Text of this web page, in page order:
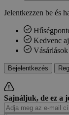
Jelentkezzen be és
Kedvenc
Bejelentkezés
Sajnáljuk, de ez a